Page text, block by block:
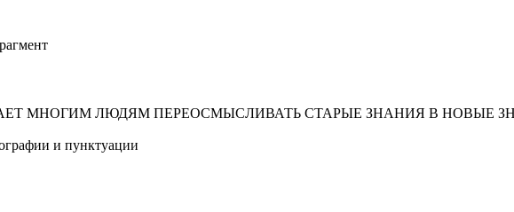
МНОГИМ ЛЮДЯМ ПЕРЕОСМЫСЛИВАТЬ СТАРЫЕ ЗНАНИЯ В НОВЫЕ
и пунктуации